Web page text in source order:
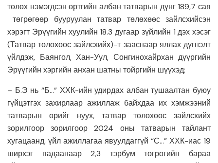
төлөх нэмэгдсэн өртгийн албан татварын дүнг 189,7 сая
төгрөгөөр бууруулан татвар төлөхөөс зайлсхийсэн
хэрэгт Эрүүгийн хуулийн 18.3 дугаар зүйлийн 1 дэх хэсэг
(Татвар төлөхөөс зайлсхийх)-т зааснаар яллах дүгнэлт
үйлдэж, Баянгол, Хан-Уул, Сонгинохайрхан дүүргийн
Эрүүгийн хэргийн анхан шатны тойргийн шүүхэд;
– Б.Э нь “Б…” ХХК-ийн удирдах албан тушаалтан буюу
гүйцэтгэх захирлаар ажиллаж байхдаа их хэмжээний
татварын өрийг нуух, татвар төлөхөөс зайлсхийх
зорилгоор зорилгоор 2024 оны татварын тайлант
хугацаанд, үйл ажиллагаа явуулдаггүй “С…” ХХК-иас 19
ширхэг падаанаар 2,3 тэрбум төгрөгийн бараа